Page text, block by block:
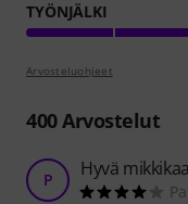
TYÖNJÄLKI
Arvosteluohjeet
400Arvostelut
P Hyvä